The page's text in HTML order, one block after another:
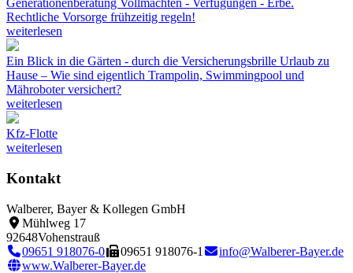
Generationenberatung Vollmachten - Verfügungen - Erbe.
Rechtliche Vorsorge frühzeitig regeln!
weiterlesen
Ein Blick in die Gärten - durch die Versicherungsbrille Urlaub zu
Hause – Wie sind eigentlich Trampolin, Swimmingpool und
Mähroboter versichert?
weiterlesen
Kfz-Flotte
weiterlesen
Kontakt
Walberer, Bayer & Kollegen GmbH
Mühlweg 17
92648Vohenstrauß
09651 918076-0
09651 918076-1
info@Walberer-Bayer.de
www.Walberer-Bayer.de